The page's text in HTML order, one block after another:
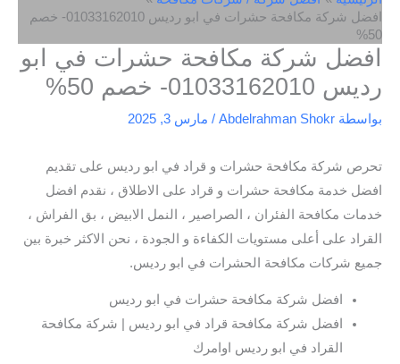
افضل شركة مكافحة حشرات في ابو رديس 01033162010- خصم
50%
افضل شركة مكافحة حشرات في ابو
رديس 01033162010- خصم 50%
بواسطة Abdelrahman Shokr
/ مارس 3, 2025
تحرص شركة مكافحة حشرات و قراد في ابو رديس على تقديم
افضل خدمة مكافحة حشرات و قراد على الاطلاق ، نقدم افضل
خدمات مكافحة الفئران ، الصراصير ، النمل الابيض ، بق الفراش ،
القراد على أعلى مستويات الكفاءة و الجودة ، نحن الاكثر خبرة بين
جميع شركات مكافحة الحشرات في ابو رديس.
افضل شركة مكافحة حشرات في ابو رديس
افضل شركة مكافحة قراد في ابو رديس | شركة مكافحة
القراد في ابو رديس اوامرك